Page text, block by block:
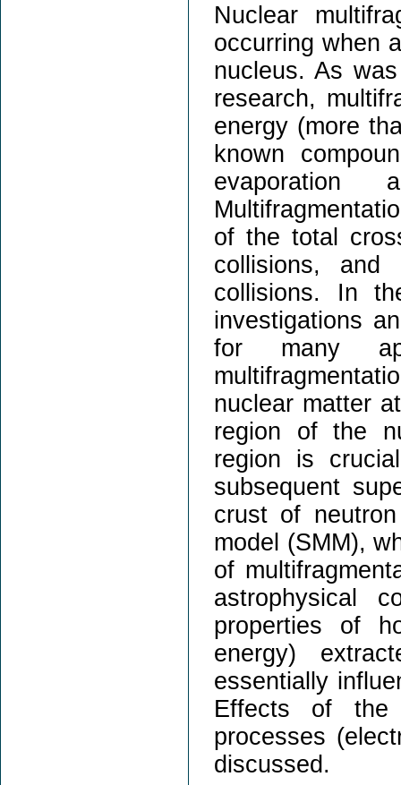
Nuclear
occurring when
nucleus. As
research,
energy (more
known
evaporation
of the total
collisions, and
collisions. In
investigations
for many
nuclear matter
region of the
region is
subsequent
crust of
model (SMM),
of
astrophysical
properties of
energy)
essentially
Effects of the
processes
discussed.